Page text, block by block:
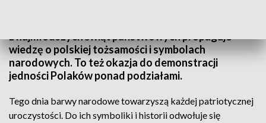
z najmłodszych świąt państwowych propaguje
wiedzę o polskiej tożsamości i symbolach
narodowych. To też okazja do demonstracji
jedności Polaków ponad podziałami.
Tego dnia barwy narodowe towarzyszą każdej patriotycznej
uroczystości. Do ich symboliki i historii odwołuje się